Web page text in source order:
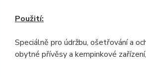
Použití:
Speciálně pro údržbu, ošetřování a
obytné přívěsy a kempinkové